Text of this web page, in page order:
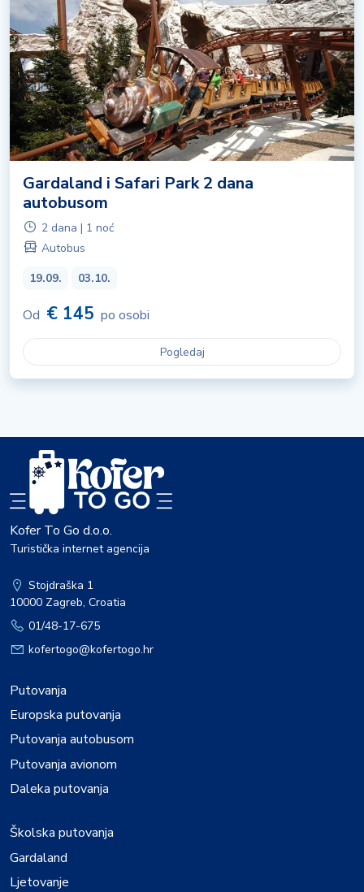
Gardaland i Safari Park 2 dana
autobusom
2 dana | 1 noć
Autobus
19.09.
03.10.
Od € 145 po osobi
Pogledaj
Kofer To Go d.o.o.
Turistička internet agencija
Stojdraška 1
10000 Zagreb, Croatia
01/48-17-675
kofertogo@kofertogo.hr
Putovanja
Europska putovanja
Putovanja autobusom
Putovanja avionom
Daleka putovanja
Školska putovanja
Gardaland
Ljetovanje